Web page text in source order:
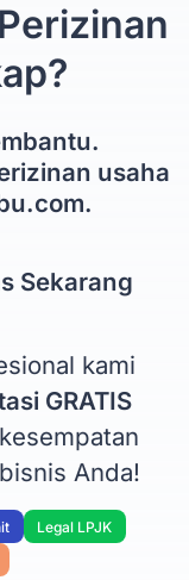
usaha
Sekarang
kami
GRATIS
Anda!
Legal LPJK